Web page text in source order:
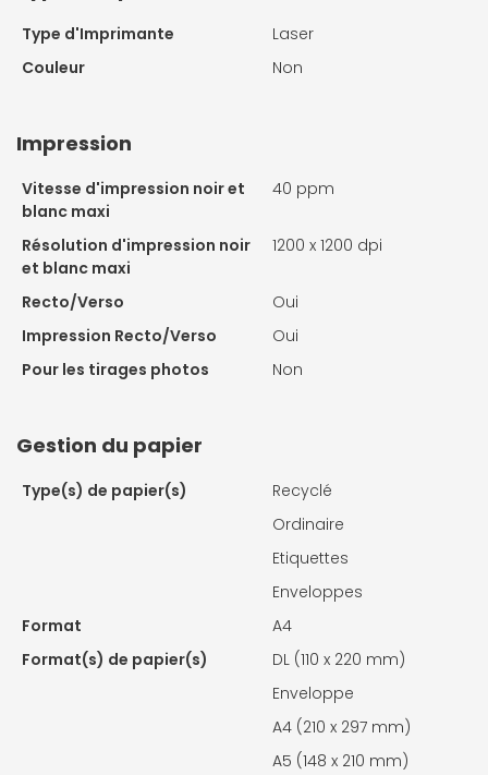
Type d'Imprimante
Laser
Couleur
Non
Impression
Vitesse d'impression noir et
blanc maxi
40 ppm
Résolution d'impression noir
et blanc maxi
1200 x 1200 dpi
Recto/Verso
Oui
Impression Recto/Verso
Oui
Pour les tirages photos
Non
Gestion du papier
Type(s) de papier(s)
Recyclé
Ordinaire
Etiquettes
Enveloppes
Format
A4
Format(s) de papier(s)
DL (110 x 220 mm)
Enveloppe
A4 (210 x 297 mm)
A5 (148 x 210 mm)